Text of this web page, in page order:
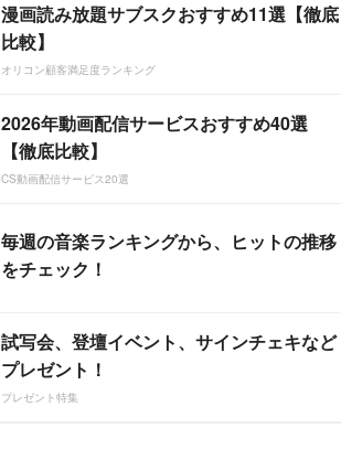
漫画読み放題サブスクおすすめ11選【徹底
比較】
オリコン顧客満足度ランキング
2026年動画配信サービスおすすめ40選
【徹底比較】
CS動画配信サービス20選
毎週の音楽ランキングから、ヒットの推移
をチェック！
試写会、登壇イベント、サインチェキなど
プレゼント！
プレゼント特集